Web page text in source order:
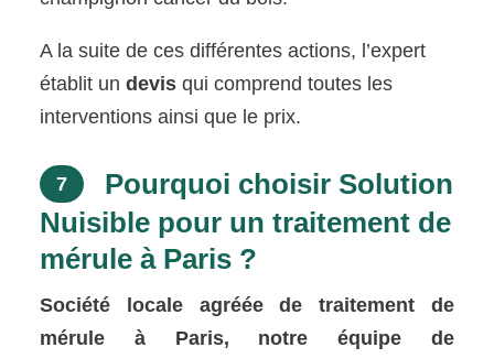
A la suite de ces différentes actions, l’expert
établit undevis qui comprend toutes les
interventions ainsi que le prix.
7
Pourquoi choisir Solution
Nuisible pour un traitement de
mérule à Paris ?
Société locale agréée de traitement de
mérule à Paris, notre équipe de